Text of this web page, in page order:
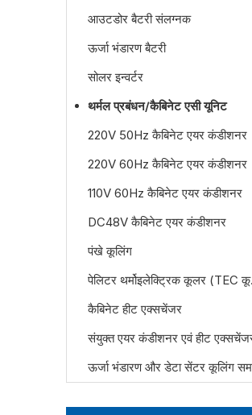
आउटडोर बैटरी संलग्नक
ऊर्जा भंडारण बैटरी
सोलर इन्वर्टर
थर्मल प्रबंधन/कैबिनेट एसी यूनिट
220V 50Hz कैबिनेट एयर कंडीशनर
220V 60Hz कैबिनेट एयर कंडीशनर
110V 60Hz कैबिनेट एयर कंडीशनर
DC48V कैबिनेट एयर कंडीशनर
पंखे कूलिंग
कैबिनेट हीट एक्सचेंजर
संयुक्त एयर कंडीशनर एवं हीट